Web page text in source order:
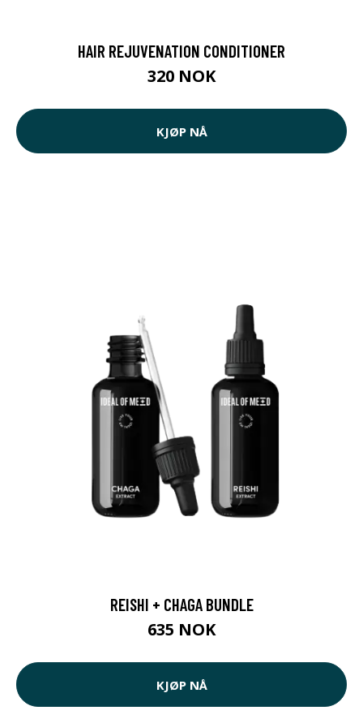
HAIR REJUVENATION CONDITIONER
320 NOK
KJØP NÅ
REISHI + CHAGA BUNDLE
635 NOK
KJØP NÅ